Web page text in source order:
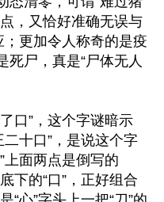
，又恰好准确无误与
；更加令人称奇的是疫
死尸，真是“尸体无人
口”，这个字谜暗示
二十口”，是说这个字
上面两点是倒写的
下的“口”，正好组合